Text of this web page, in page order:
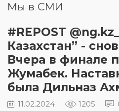
Мы в СМИ
#REPOST
Казахстан” -
Вчера в финале
Жумабек.
была Дильназ
11.02.2024 1205